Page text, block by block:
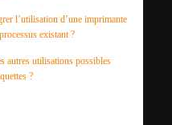
l’utilisation d’une imprimante
existant ?
autres utilisations possibles
?